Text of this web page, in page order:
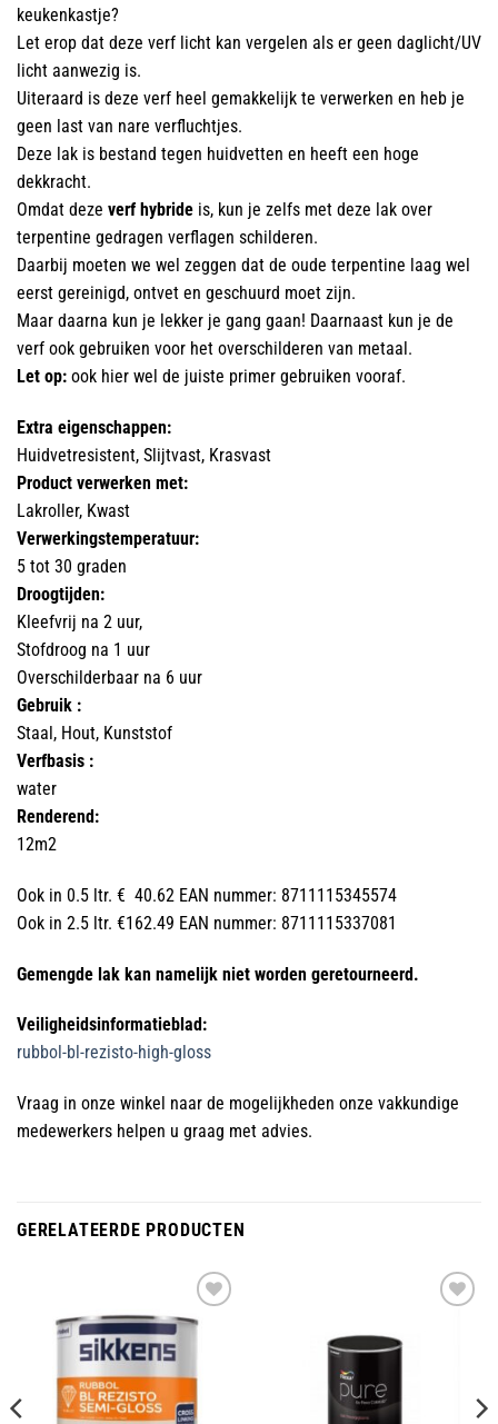
keukenkastje?
Let erop dat deze verf licht kan vergelen als er geen daglicht/UV
licht aanwezig is.
Uiteraard is deze verf heel gemakkelijk te verwerken en heb je
geen last van nare verfluchtjes.
Deze lak is bestand tegen huidvetten en heeft een hoge
dekkracht.
Omdat deze verf hybride is, kun je zelfs met deze lak over
terpentine gedragen verflagen schilderen.
Daarbij moeten we wel zeggen dat de oude terpentine laag wel
eerst gereinigd, ontvet en geschuurd moet zijn.
Maar daarna kun je lekker je gang gaan! Daarnaast kun je de
verf ook gebruiken voor het overschilderen van metaal.
Let op: ook hier wel de juiste primer gebruiken vooraf.
Extra eigenschappen:
Huidvetresistent, Slijtvast, Krasvast
Product verwerken met:
Lakroller, Kwast
Verwerkingstemperatuur:
5 tot 30 graden
Droogtijden:
Kleefvrij na 2 uur,
Stofdroog na 1 uur
Overschilderbaar na 6 uur
Gebruik :
Staal, Hout, Kunststof
Verfbasis :
water
Renderend:
12m2
Ook in 0.5 ltr. € 40.62 EAN nummer: 8711115345574
Ook in 2.5 ltr. €162.49 EAN nummer: 8711115337081
Gemengde lak kan namelijk niet worden geretourneerd.
Veiligheidsinformatieblad:
rubbol-bl-rezisto-high-gloss
Vraag in onze winkel naar de mogelijkheden onze vakkundige
medewerkers helpen u graag met advies.
GERELATEERDE PRODUCTEN
Toevoegen
wenslijst